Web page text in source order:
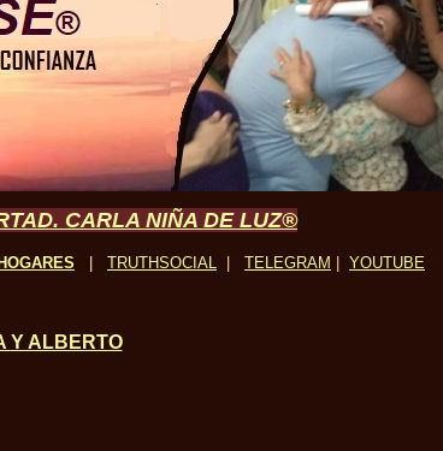
CARLA NIÑA DE LUZ®
HOGARES TRUTHSOCIAL TELEGRAM YOUTUBE
Y ALBERTO